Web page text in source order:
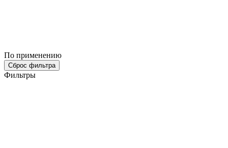
По применению
Сброс фильтра
Фильтры